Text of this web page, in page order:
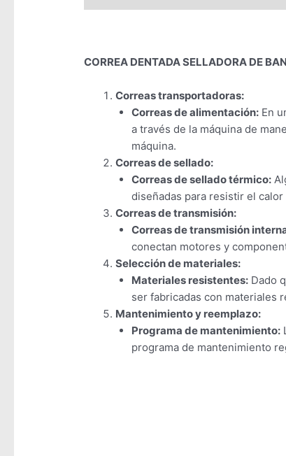
CORREA DENTADA SELLADORA DE
Correas transportadoras:
Correas de alimentación:En
a través de la máquina de
máquina.
Correas de sellado:
Correas de sellado térmico:
diseñadas para resistir el
Correas de transmisión:
Correas de transmisión
conectan motores y
Selección de materiales:
Materiales resistentes:Dado
ser fabricadas con materiales
Mantenimiento y reemplazo:
Programa de mantenimiento:
programa de mantenimiento